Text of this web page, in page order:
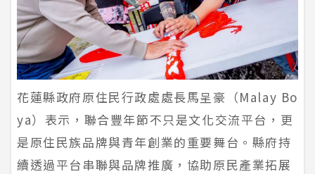
花蓮縣政府原住民行政處處長馬呈豪（Malay Bo
ya）表示，聯合豐年節不只是文化交流平台，更
是原住民族品牌與青年創業的重要舞台。縣府持
續透過平台串聯與品牌推廣，協助原民產業拓展